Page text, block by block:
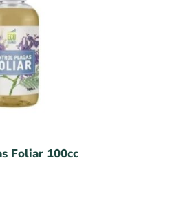
Foliar 100cc